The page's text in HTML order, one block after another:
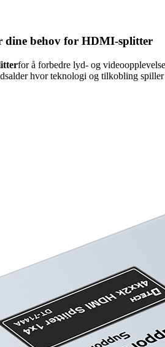
dine behov for HDMI-splitter
for å forbedre lyd- og
hvor teknologi og tilkobling